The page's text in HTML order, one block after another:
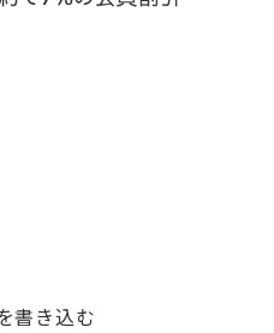
書き込む